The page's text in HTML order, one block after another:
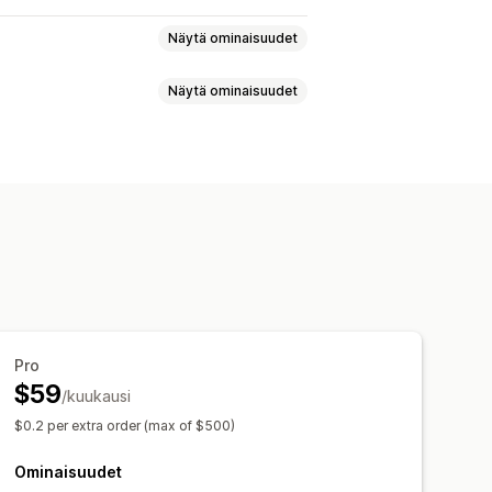
Näytä ominaisuudet
Mukautetut raportit
Näytä ominaisuudet
tiedot
Pro
$59/kuukausi
$0.2 per extra order (max of $500)
Ominaisuudet